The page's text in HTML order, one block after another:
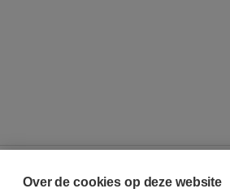
Over de cookies op deze website